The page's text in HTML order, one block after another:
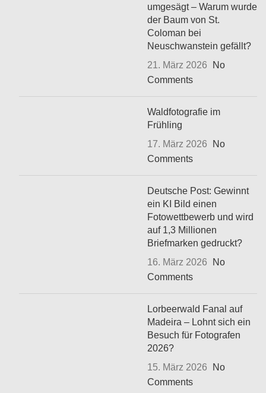
umgesägt – Warum wurde
der Baum von St.
Coloman bei
Neuschwanstein gefällt?
21. März 2026
No
Comments
Waldfotografie im
Frühling
17. März 2026
No
Comments
Deutsche Post: Gewinnt
ein KI Bild einen
Fotowettbewerb und wird
auf 1,3 Millionen
Briefmarken gedruckt?
16. März 2026
No
Comments
Lorbeerwald Fanal auf
Madeira – Lohnt sich ein
Besuch für Fotografen
2026?
15. März 2026
No
Comments